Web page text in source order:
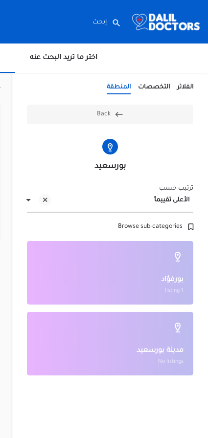
اختر ما تريد البحث عنه
الفلاتر التخصصات المنطقة
Back
بورسعيد
الأعلى تقييماً
ترتيب حسب
Browse sub-categories
بورفؤاد
1 listing
مدينة بورسعيد
No listings